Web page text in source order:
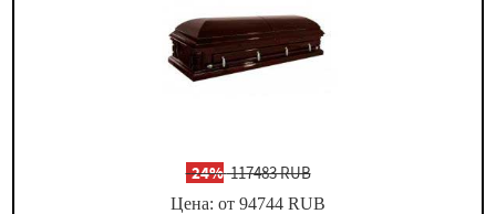
-24%117483 RUB
Цена: от 94744 RUB